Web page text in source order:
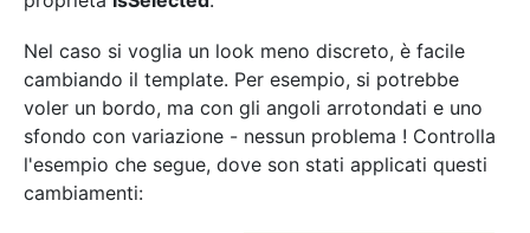
Nel caso si voglia un look meno discreto, è facile
cambiando il template. Per esempio, si potrebbe
voler un bordo, ma con gli angoli arrotondati e uno
sfondo con variazione - nessun problema ! Controlla
l'esempio che segue, dove son stati applicati questi
cambiamenti: